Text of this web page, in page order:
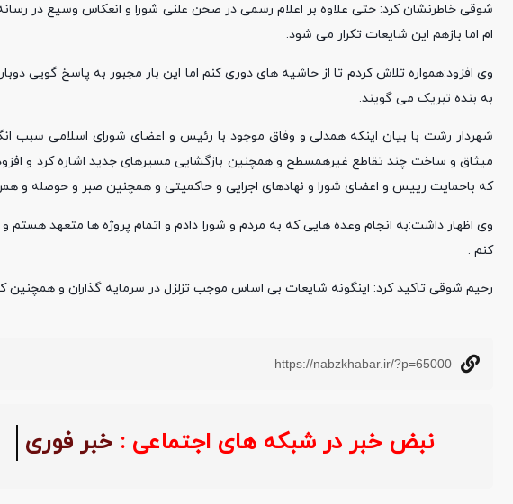
شوقی خاطرنشان کرد: حتی علاوه بر اعلام رسمی در صحن علنی شورا و انعکاس وسیع در
ام اما بازهم این شایعات تکرار می شود.
وی افزود:همواره تلاش کردم تا از حاشیه های دوری کنم اما این بار مجبور به پاسخ گویی
به بنده تبریک می گویند.
شهردار رشت با بیان اینکه همدلی و وفاق موجود با رئیس و اعضای شورای اسلامی
میثاق و ساخت چند تقاطع غیرهمسطح و همچنین بازگشایی مسیرهای جدید اشاره کرد و
که باحمایت رییس و اعضای شورا و نهادهای اجرایی و حاکمیتی و همچنین صبر و حوصله و
وی اظهار داشت:به انجام وعده هایی که به مردم و شورا دادم و اتمام پروژه ها متعهد
کنم .
رحیم شوقی تاکید کرد: اینگونه شایعات بی اساس موجب تزلزل در سرمایه گذاران و
https://nabzkhabar.ir/?p=65000
نبض خبر در شبکه های اجتماعی : خبر فوری